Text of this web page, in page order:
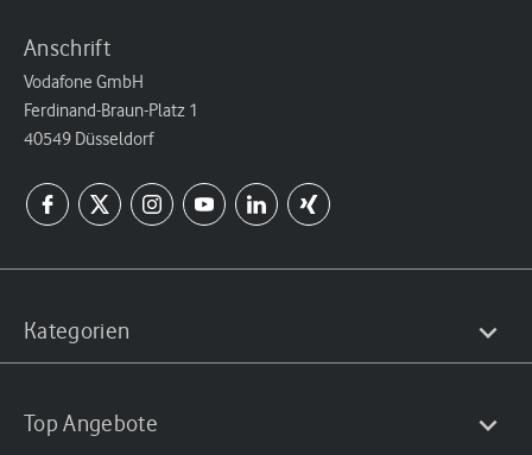
Anschrift
Vodafone GmbH
Ferdinand-Braun-Platz 1
40549 Düsseldorf
Kategorien
Top Angebote